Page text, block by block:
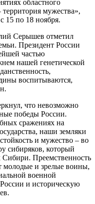
областного
мужества»,
15 по 18 ноября.
Серышев отметил
Президент России
частью
нашей генетической
воспитываются,
что невозможно
победы России.
сражениях на
наши земляки
и мужество – во
сибиряков, который
Сибири. Преемственность
молодые и зрелые воины,
военной
и историческую